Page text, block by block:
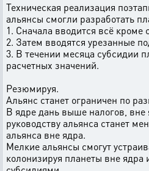
Техническая реализация
альянсы смогли разработать
1. Сначала вводится всё кроме
2. Затем вводятся урезанные
3. В течении месяца субсидии
расчетных значений.
Резюмируя.
Альянс станет ограничен по
В ядре дань выше налогов, вне
руководству альянса станет
альянса вне ядра.
Мелкие альянсы смогут
колонизируя планеты вне ядра